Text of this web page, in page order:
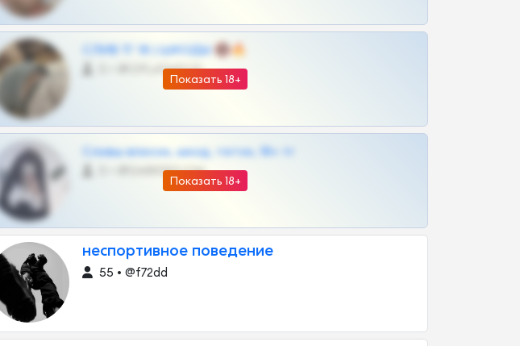
Показать 18+
СЛИВ ТГ 18 | ШКОДЫ 🔞🔥
@OPLATAPODPSK1BOT
Показать 18+
Сливы вписок, шкод, теток, 18+ тг
@DARK15FLOWSBOT
неспортивное поведение
55 • @f72dd